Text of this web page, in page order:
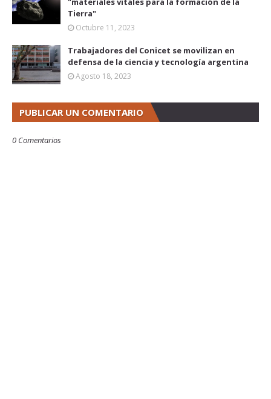
Tierra"
Octubre 11, 2023
Trabajadores del Conicet se movilizan en
defensa de la ciencia y tecnología argentina
Agosto 18, 2023
PUBLICAR UN COMENTARIO
0 Comentarios